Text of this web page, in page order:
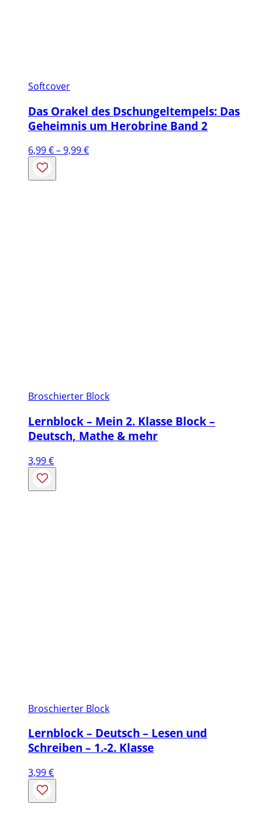
Softcover
Das Orakel des Dschungeltempels: Das
Geheimnis um Herobrine Band 2
6,99€–9,99€Preisspanne:
Broschierter Block
Lernblock – Mein 2. Klasse Block –
Deutsch, Mathe & mehr
3,99€
Broschierter Block
Lernblock – Deutsch – Lesen und
Schreiben – 1.-2. Klasse
3,99€